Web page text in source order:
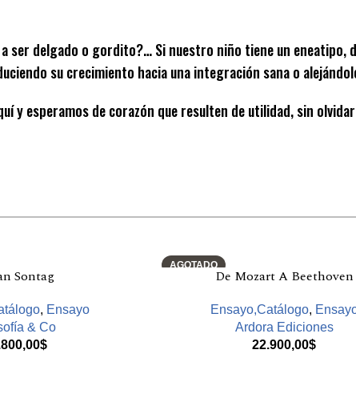
ser delgado o gordito?… Si nuestro niño tiene un
su crecimiento hacia una integración sana o
y esperamos de corazón que resulten de utilidad, sin
Sontag
, Ensayo
& Co
$
AGOTADO
De Mozart A Beethoven
Ensayo,Catálogo,
Ardora Ediciones
22.900,00$